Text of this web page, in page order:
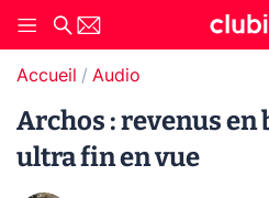
Accueil Audio
Archos : revenus en
ultra fin en vue